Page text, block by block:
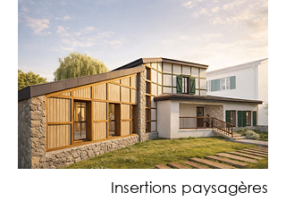
Insertions paysagères